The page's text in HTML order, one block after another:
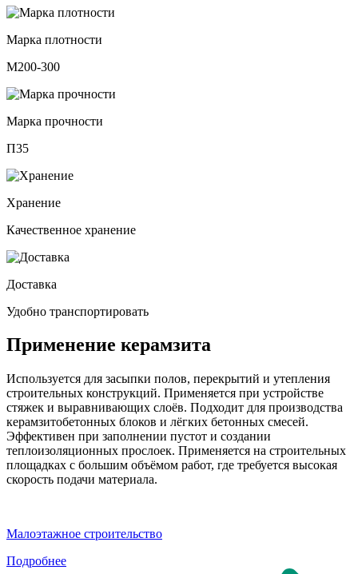
Марка плотности
М200-300
Марка прочности
П35
Хранение
Качественное хранение
Доставка
Удобно транспортировать
Применение керамзита
Используется для засыпки полов, перекрытий и утепления
строительных конструкций. Применяется при устройстве
стяжек и выравнивающих слоёв. Подходит для производства
керамзитобетонных блоков и лёгких бетонных смесей.
Эффективен при заполнении пустот и создании
теплоизоляционных прослоек. Применяется на строительных
площадках с большим объёмом работ, где требуется высокая
скорость подачи материала.
Малоэтажное строительство
Подробнее